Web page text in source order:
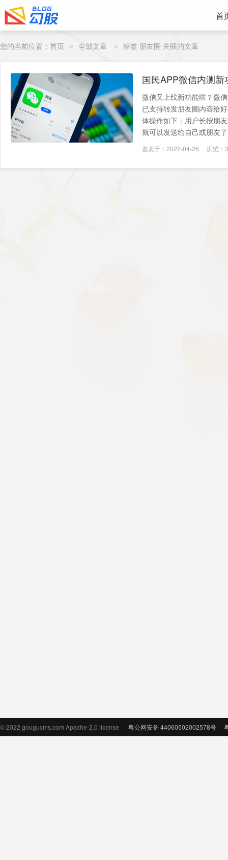
首
您的当前位置： 首页 > 全部文章 > 标签 朋友圈 关联的文章
国民APP微信内测
微信又上线新功能啦？微
已支持转发朋友圈内容给
体操作如下：用户长按朋
就可以发送给自己或朋友
发表于：2022-04-26 浏览：
© 2022 gougucms.com Apache-2.0 license 粤公网安备 44060502002578号